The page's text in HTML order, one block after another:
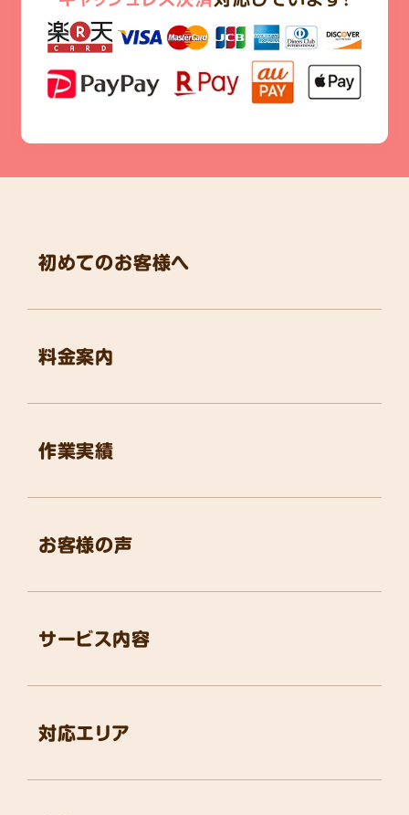
初めてのお客様へ
料金案内
作業実績
お客様の声
サービス内容
対応エリア